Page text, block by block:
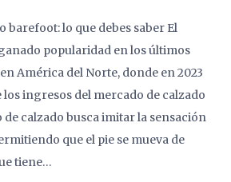
barefoot: lo que debes saber El
popularidad en los últimos
América del Norte, donde en 2023
los ingresos del mercado de calzado
de calzado busca imitar la sensación
que el pie se mueva de
tiene…